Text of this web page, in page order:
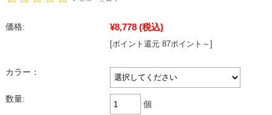
価格: ¥8,778 (税込)
[ポイント還元 87ポイント～]
カラー：
数量:
個